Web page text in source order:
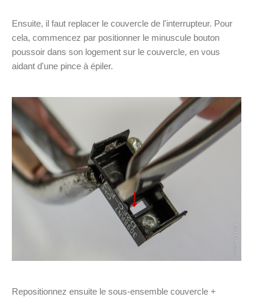
Ensuite, il faut replacer le couvercle de l'interrupteur. Pour
cela, commencez par positionner le minuscule bouton
poussoir dans son logement sur le couvercle, en vous
aidant d'une pince à épiler.
Repositionnez ensuite le sous-ensemble couvercle +